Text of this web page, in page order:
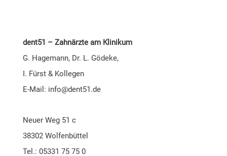
dent51 – Zahnärzte am Klinikum
G. Hagemann, Dr. L. Gödeke,
I. Fürst & Kollegen
E-Mail:
ed.15
tned@
ofni
Neuer Weg 51 c
38302 Wolfenbüttel
Tel.: 05331 75 75 0